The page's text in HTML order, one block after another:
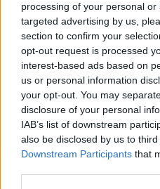
processing of your personal
targeted advertising by us,
section to confirm your
opt-out request is processed
interest-based ads based on
us or personal information
your opt-out. You may
disclosure of your personal
IAB’s list of downstream
also be disclosed by us to
Downstream Participants that
Diade är en bekväm kontorsstol
ryggstöd, designad för att ge
Sits och rygg är stoppade med
men följsamt stöd, behåller
komfort.
Stolen är utrustad med
lägen samt antichock system
armstöd med mjuka svarta
stjärnigt fotkryss i svart nylon.